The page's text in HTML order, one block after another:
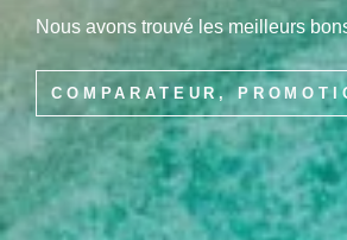
Nous avons trouvé les meilleurs
COMPARATEUR,